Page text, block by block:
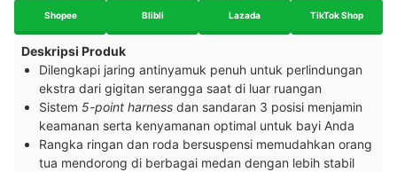
Shopee Blibli Lazada TikTok Shop
Deskripsi Produk
Dilengkapi jaring antinyamuk penuh untuk perlindungan
ekstra dari gigitan serangga saat di luar ruangan
Sistem 5-point harness dan sandaran 3 posisi menjamin
keamanan serta kenyamanan optimal untuk bayi Anda
Rangka ringan dan roda bersuspensi memudahkan orang
tua mendorong di berbagai medan dengan lebih stabil